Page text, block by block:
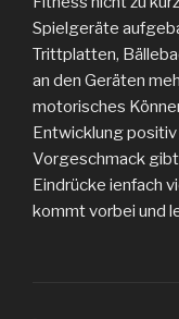
Spielgeräte
Trittplatten,
an den Geräten
motorisches
Entwicklung positiv
Vorgeschmack gibt
Eindrücke ienfach
kommt vorbei und